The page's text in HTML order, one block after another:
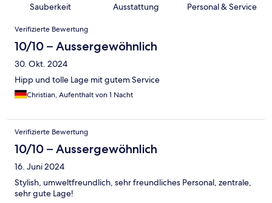
Sauberkeit Ausstattung Personal & Service
Bewertungen
Verifizierte Bewertung
10/10 – Aussergewöhnlich
30. Okt. 2024
Hipp und tolle Lage mit gutem Service
Christian, Aufenthalt von 1 Nacht
Verifizierte Bewertung
10/10 – Aussergewöhnlich
16. Juni 2024
Stylish, umweltfreundlich, sehr freundliches Personal, zentrale,
sehr gute Lage!